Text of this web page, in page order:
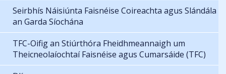
Seirbhís Náisiúnta Faisnéise Coireachta agus Slándála
an Garda Síochána
TFC-Oifig an Stiúrthóra Fheidhmeannaigh um
Theicneolaíochtaí Faisnéise agus Cumarsáide (TFC)